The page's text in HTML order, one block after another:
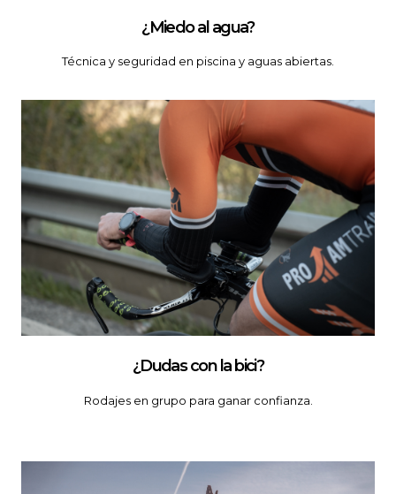
¿Miedo al agua?
Técnica y seguridad en piscina y aguas abiertas.
¿Dudas con la bici?
Rodajes en grupo para ganar confianza.